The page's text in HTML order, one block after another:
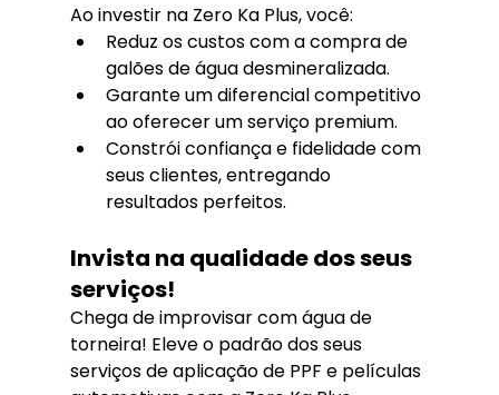
Ao investir na Zero Ka Plus, você:
Reduz os custos com a compra de
galões de água desmineralizada.
Garante um diferencial competitivo
ao oferecer um serviço premium.
Constrói confiança e fidelidade com
seus clientes, entregando
resultados perfeitos.
Invista na qualidade dos seus
serviços!
Chega de improvisar com água de
torneira! Eleve o padrão dos seus
serviços de aplicação de PPF e películas